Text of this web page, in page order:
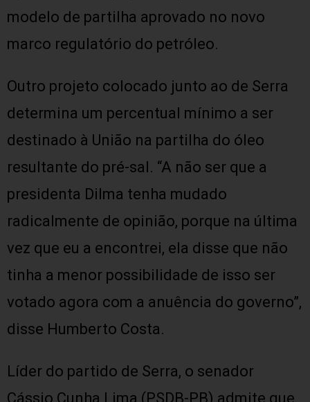
modelo de partilha aprovado no novo
marco regulatório do petróleo.
Outro projeto colocado junto ao de Serra
determina um percentual mínimo a ser
destinado à União na partilha do óleo
resultante do pré-sal. “A não ser que a
presidenta Dilma tenha mudado
radicalmente de opinião, porque na última
vez que eu a encontrei, ela disse que não
tinha a menor possibilidade de isso ser
votado agora com a anuência do governo”,
disse Humberto Costa.
Líder do partido de Serra, o senador
Cássio Cunha Lima (PSDB-PB) admite que